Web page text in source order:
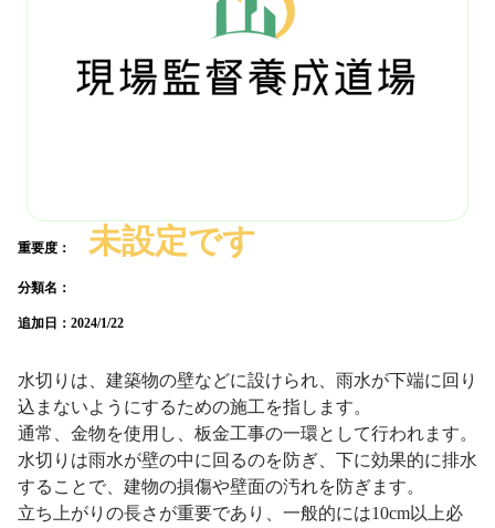
重要度： 未設定です
分類名：
追加日： 2024/1/22
水切りは、建築物の壁などに設けられ、雨水が下端に回り
込まないようにするための施工を指します。
通常、金物を使用し、板金工事の一環として行われます。
水切りは雨水が壁の中に回るのを防ぎ、下に効果的に排水
することで、建物の損傷や壁面の汚れを防ぎます。
立ち上がりの長さが重要であり、一般的には10cm以上必